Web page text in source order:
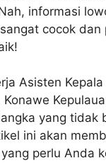
informasi
cocok dan
Asisten
yang tidak
ini akan
perlu Anda